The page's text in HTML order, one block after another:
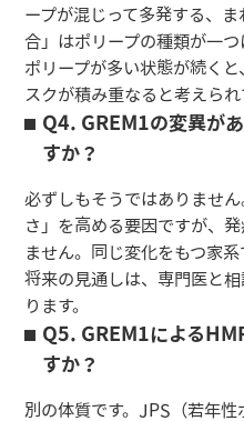
ープが混じって多発する、
合」はポリープの種類が一つ
ポリープが多い状態が続く
スクが積み重なると考えられ
Q4. GREM1の変異が
すか？
必ずしもそうではありませ
さ」を高める要因ですが、
ません。同じ変化をもつ家系
将来の見通しは、専門医と
ります。
Q5. GREM1による
すか？
別の体質です。JPS（若年